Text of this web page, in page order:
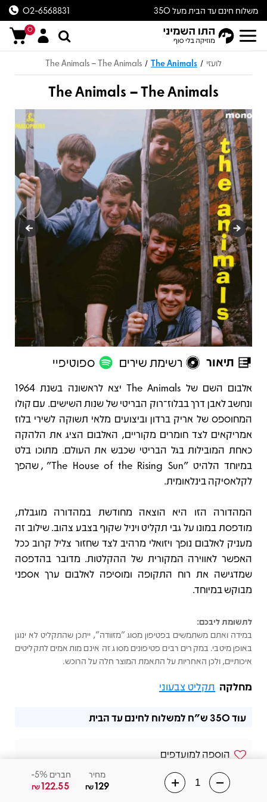
משלוח חינם עד הבית מעל 350
ש״ח
02-6568831
0
לועזי /
The Animals
/
The Animals – The Animals
The Animals – The Animals
תיאור רשימת שירים ספוטיפיי
תיאור
אלבום השם של The Animals יצא לראשונה בשנת 1964
ונחשב לאבן דרך בבלוז־רוק הבריטי של שנות השישים. עם קולו
המחוספס של אריק ברדון וביצועים מלאי תשוקה לשירי בלוז
אמריקאים לצד חומרים מקוריים, האלבום הציג את הלהקה
כאחת המובילות בגל הבריטי שכבש את העולם. מתוכו בלט
במיוחד הלהיט "The House of the Rising Sun", שהפך
לקלאסיקה בינלאומית.
המהדורה הזו היא הוצאה מחודשת במהדורה מוגבלת,
מודפסת במונו על גבי תקליט ויניל שקוף בצבע צהוב. שילוב זה
מעניק לאלבום נופך ויזואלי מרהיב לצד שחזור צליל קרוב ככל
האפשר לאווירה המקורית של ההקלטות. מדובר בהדפסה
שמדגישה את רוח התקופה ומוסיפה לאלבום ערך אספני
מבוקש במיוחד.
לתשומת ליבכם:
במידה ואתם משתמשים בפטיפון מסוג "מזוודה", ייתכן שהתקליט לא ינוגן
באופן מיטבי. במקרים רבים פטיפונים מסוג זה אינם מותאמים לתקליטים
איכותיים, ולכן האחריות על התאמת המוצר חלה על הרוכש.
מחלקה תקליט צבעוני
מחיר
129
₪
חברים 5%-
122.55
₪
עוד350 ש"ח למשלוח לחינם עד הבית
הוספה למועדפים
שלחו הודעה בוואצאפ
02-6568831